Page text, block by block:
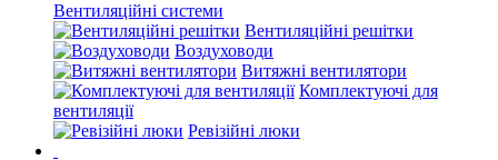
Вентиляційні системи
Вентиляційні решітки
Воздуховоди
Витяжні вентилятори
Комплектуючі для
вентиляції
Ревізійні люки